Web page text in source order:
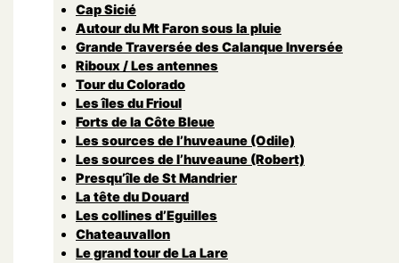
Cap Sicié
Autour du Mt Faron sous la pluie
Grande Traversée des Calanque Inversée
Riboux / Les antennes
Tour du Colorado
Les îles du Frioul
Forts de la Côte Bleue
Les sources de l’huveaune (Odile)
Les sources de l’huveaune (Robert)
Presqu’île de St Mandrier
La tête du Douard
Les collines d’Eguilles
Chateauvallon
Le grand tour de La Lare